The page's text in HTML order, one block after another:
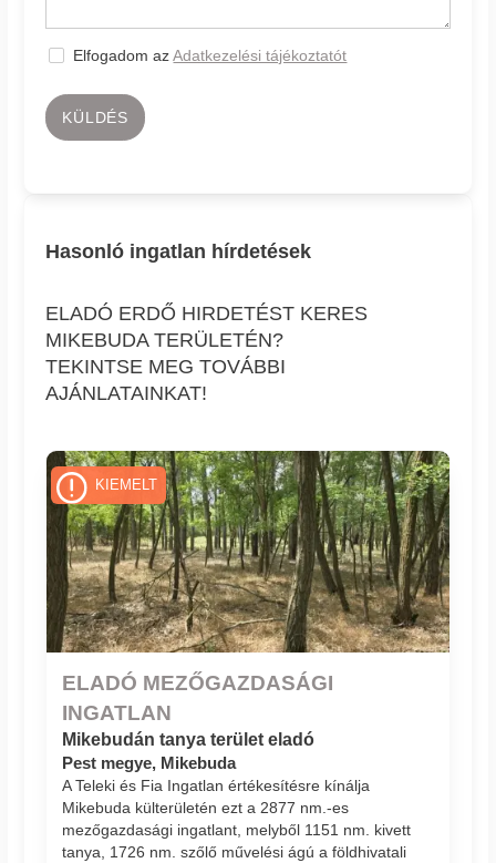
Elfogadom azAdatkezelési tájékoztatót
KÜLDÉS
Hasonló ingatlan hírdetések
ELADÓ ERDŐ HIRDETÉST KERES
MIKEBUDA TERÜLETÉN?
TEKINTSE MEG TOVÁBBI
AJÁNLATAINKAT!
ELADÓ MEZŐGAZDASÁGI
INGATLAN
Mikebudán tanya terület eladó
Pest megye, Mikebuda
A Teleki és Fia Ingatlan értékesítésre kínálja
Mikebuda külterületén ezt a 2877 nm.-es
mezőgazdasági ingatlant, melyből 1151 nm. kivett
tanya, 1726 nm. szőlő művelési ágú a földhivatali
KIEMELT